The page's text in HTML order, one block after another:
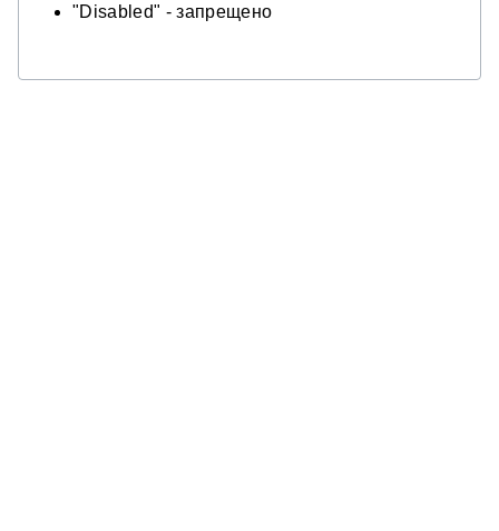
"Disabled" - запрещено